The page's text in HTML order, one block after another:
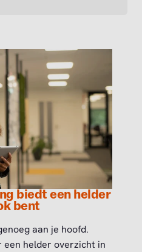
biedt een helder
bent
aan je hoofd.
een helder overzicht in